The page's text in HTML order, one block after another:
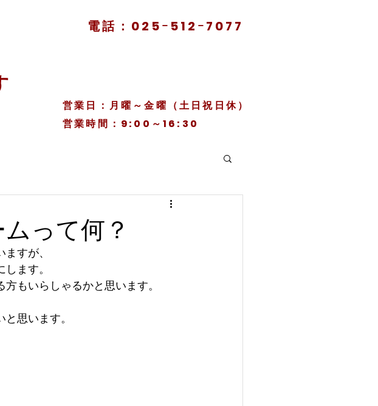
電話：025ｰ512ｰ7077
​営業日：月曜～金曜（土日祝日休）
​営業時間：9:00～16:30
って何？
すが、
ます。
もいらしゃるかと思います。
思います。